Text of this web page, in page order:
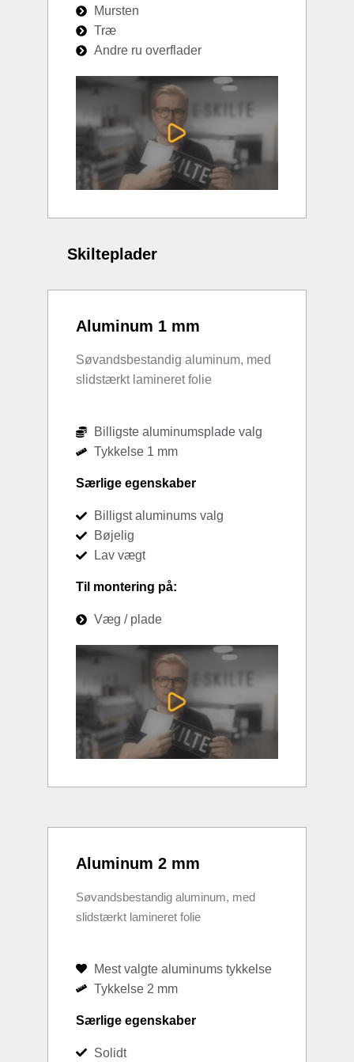
Mursten
Træ
Andre ru overflader
Skilteplader
Aluminum 1 mm
Søvandsbestandig aluminum, med
slidstærkt lamineret folie
Billigste aluminumsplade valg
Tykkelse 1 mm
Særlige egenskaber
Billigst aluminums valg
Bøjelig
Lav vægt
Til montering på:
Væg / plade
Aluminum 2 mm
Søvandsbestandig aluminum, med
slidstærkt lamineret folie
Mest valgte aluminums tykkelse
Tykkelse 2 mm
Særlige egenskaber
Solidt